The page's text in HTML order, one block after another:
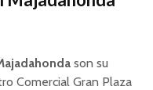
son su
Comercial Gran Plaza